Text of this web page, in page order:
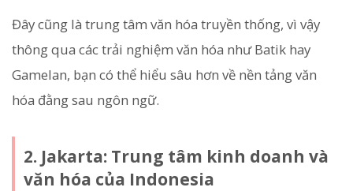
Đây cũng là trung tâm văn hóa truyền thống, vì vậy
thông qua các trải nghiệm văn hóa như Batik hay
Gamelan, bạn có thể hiểu sâu hơn về nền tảng văn
hóa đằng sau ngôn ngữ.
2. Jakarta: Trung tâm kinh doanh và
văn hóa của Indonesia